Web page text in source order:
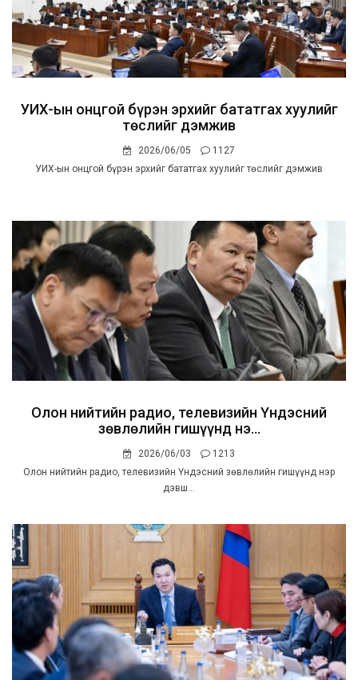
УИХ-ын онцгой бүрэн эрхийг бататгах хуулийг
төслийг дэмжив
2026/06/05
1127
УИХ-ын онцгой бүрэн эрхийг бататгах хуулийг төслийг дэмжив
Олон нийтийн радио, телевизийн Үндэсний
зөвлөлийн гишүүнд нэ...
2026/06/03
1213
Олон нийтийн радио, телевизийн Үндэсний зөвлөлийн гишүүнд нэр
дэвш...